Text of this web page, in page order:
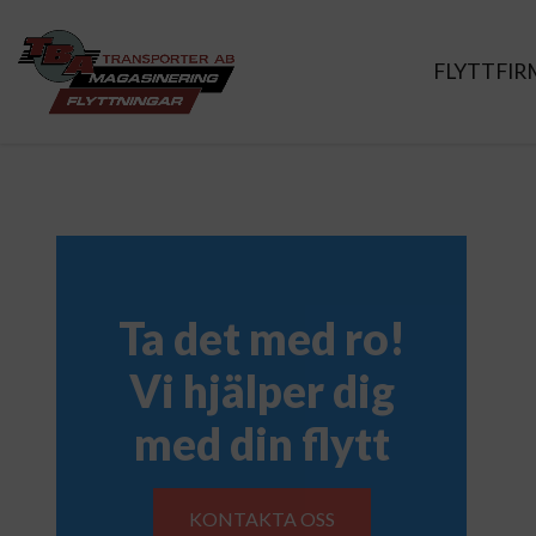
Ta det med ro!
Vi hjälper dig
med din flytt
KONTAKTA OSS